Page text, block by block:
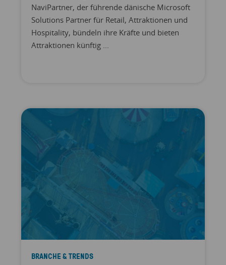
NaviPartner, der führende dänische Microsoft
Solutions Partner für Retail, Attraktionen und
Hospitality, bündeln ihre Kräfte und bieten
Attraktionen künftig ...
BRANCHE & TRENDS